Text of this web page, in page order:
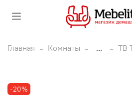
Главная Комнаты ... ТВ
-20%